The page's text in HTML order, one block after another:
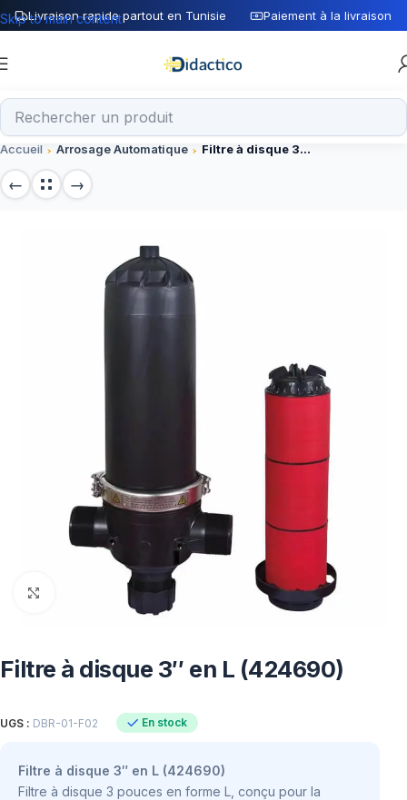
Livraison rapide partout en Tunisie Paiement à la livraison
Skip to main content
Accueil Arrosage Automatique Filtre à disque 3″ en L (424690)
Click to enlarge
Filtre à disque 3″ en L (424690)
UGS : DBR-01-F02 En stock
Filtre à disque 3″ en L (424690)
Filtre à disque 3 pouces en forme L, conçu pour la